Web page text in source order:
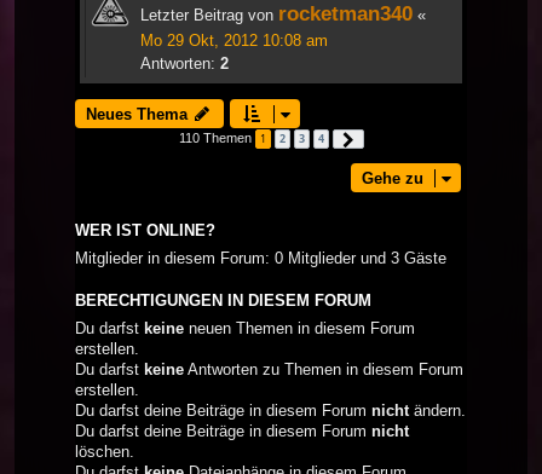
Letzter Beitrag von rocketman340 «
Mo 29 Okt, 2012 10:08 am
Antworten: 2
Neues Thema
110 Themen 1 2 3 4
Gehe zu
WER IST ONLINE?
Mitglieder in diesem Forum: 0 Mitglieder und 3 Gäste
BERECHTIGUNGEN IN DIESEM FORUM
Du darfst keine neuen Themen in diesem Forum
erstellen.
Du darfst keine Antworten zu Themen in diesem Forum
erstellen.
Du darfst deine Beiträge in diesem Forum nichtändern.
Du darfst deine Beiträge in diesem Forum nicht
löschen.